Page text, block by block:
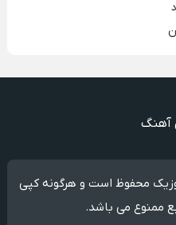
محفوظ است و هرگونه کپی
ممنوع می باشد.